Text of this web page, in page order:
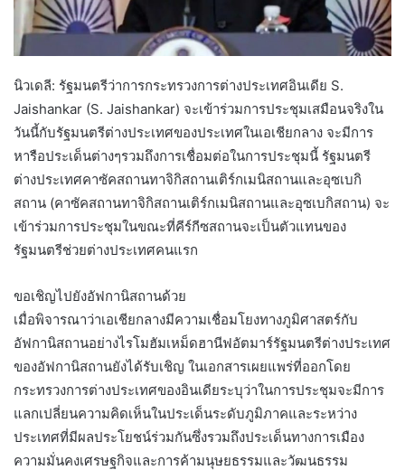
นิวเดลี: รัฐมนตรีว่าการกระทรวงการต่างประเทศอินเดีย S.
Jaishankar (S. Jaishankar) จะเข้าร่วมการประชุมเสมือนจริงใน
วันนี้กับรัฐมนตรีต่างประเทศของประเทศในเอเชียกลาง จะมีการ
หารือประเด็นต่างๆรวมถึงการเชื่อมต่อในการประชุมนี้ รัฐมนตรี
ต่างประเทศคาซัคสถานทาจิกิสถานเติร์กเมนิสถานและอุซเบกิ
สถาน (คาซัคสถานทาจิกิสถานเติร์กเมนิสถานและอุซเบกิสถาน) จะ
เข้าร่วมการประชุมในขณะที่คีร์กีซสถานจะเป็นตัวแทนของ
รัฐมนตรีช่วยต่างประเทศคนแรก
ขอเชิญไปยังอัฟกานิสถานด้วย
เมื่อพิจารณาว่าเอเชียกลางมีความเชื่อมโยงทางภูมิศาสตร์กับ
อัฟกานิสถานอย่างไรโมฮัมเหม็ดฮานีฟอัตมาร์รัฐมนตรีต่างประเทศ
ของอัฟกานิสถานยังได้รับเชิญ ในเอกสารเผยแพร่ที่ออกโดย
กระทรวงการต่างประเทศของอินเดียระบุว่าในการประชุมจะมีการ
แลกเปลี่ยนความคิดเห็นในประเด็นระดับภูมิภาคและระหว่าง
ประเทศที่มีผลประโยชน์ร่วมกันซึ่งรวมถึงประเด็นทางการเมือง
ความมั่นคงเศรษฐกิจและการค้ามนุษยธรรมและวัฒนธรรม